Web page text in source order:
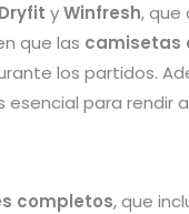
yWinfresh, que
que las camisetas
los partidos.
esencial para rendir
completos, que